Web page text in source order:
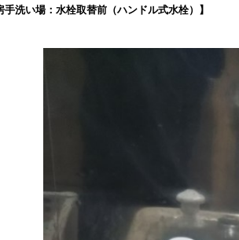
手洗い場：水栓取替前（ハンドル式水栓）】